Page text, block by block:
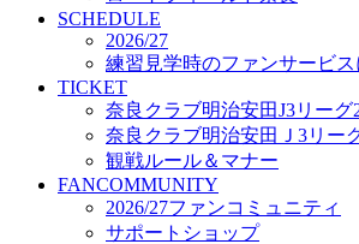
プロジェクト
コーチ&スタッフ
ジュニア
ジュニアユース
ユース
練習拠点（ナラディーア）
SCHOOL
CLUB
2026/27 パートナー企業
パートナー募集
SCHEDULE
2026/27
練習見学時のファンサービス
TICKET
奈良クラブ明治安田J3リーグ
奈良クラブ明治安田Ｊ3リー
観戦ルール＆マナー
FANCOMMUNITY
2026/27ファンコミュニティ
サポートショップ